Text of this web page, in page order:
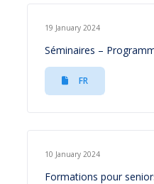
19 January 2024
Séminaires –
FR
10 January 2024
Formations pour